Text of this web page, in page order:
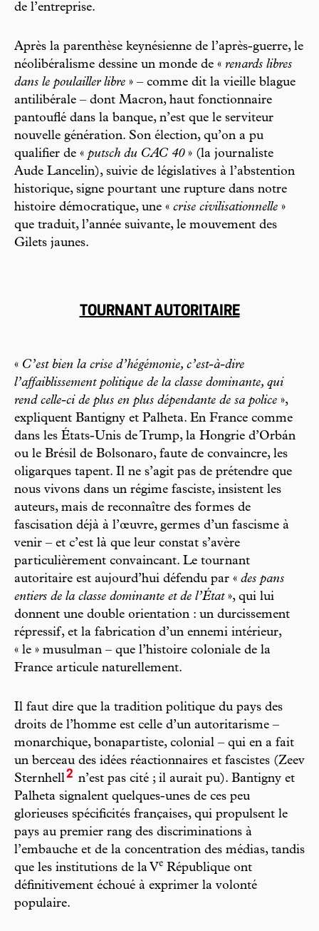
de l’entreprise.
Après la parenthèse keynésienne de l’après-guerre, le
néolibéralisme dessine un monde de « renards libres
dans le poulailler libre » – comme dit la vieille blague
antilibérale – dont Macron, haut fonctionnaire
pantouflé dans la banque, n’est que le serviteur
nouvelle génération. Son élection, qu’on a pu
qualifier de « putsch du CAC 40» (la journaliste
Aude Lancelin), suivie de législatives à l’abstention
historique, signe pourtant une rupture dans notre
histoire démocratique, une « crise civilisationnelle »
que traduit, l’année suivante, le mouvement des
Gilets jaunes.
TOURNANT AUTORITAIRE
« C’est bien la crise d’hégémonie, c’est-à-dire
l’affaiblissement politique de la classe dominante, qui
rend celle-ci de plus en plus dépendante de sa police »,
expliquent Bantigny et Palheta. En France comme
dans les États-Unis de Trump, la Hongrie d’Orbán
ou le Brésil de Bolsonaro, faute de convaincre, les
oligarques tapent. Il ne s’agit pas de prétendre que
nous vivons dans un régime fasciste, insistent les
auteurs, mais de reconnaître des formes de
fascisation déjà à l’œuvre, germes d’un fascisme à
venir – et c’est là que leur constat s’avère
particulièrement convaincant. Le tournant
autoritaire est aujourd’hui défendu par « des pans
entiers de la classe dominante et de l’État», qui lui
donnent une double orientation : un durcissement
répressif, et la fabrication d’un ennemi intérieur,
« le » musulman – que l’histoire coloniale de la
France articule naturellement.
Il faut dire que la tradition politique du pays des
droits de l’homme est celle d’un autoritarisme –
monarchique, bonapartiste, colonial – qui en a fait
un berceau des idées réactionnaires et fascistes (Zeev
Sternhell2 n’est pas cité ; il aurait pu). Bantigny et
Palheta signalent quelques-unes de ces peu
glorieuses spécificités françaises, qui propulsent le
pays au premier rang des discriminations à
l’embauche et de la concentration des médias, tandis
que les institutions de la Ve République ont
définitivement échoué à exprimer la volonté
populaire.